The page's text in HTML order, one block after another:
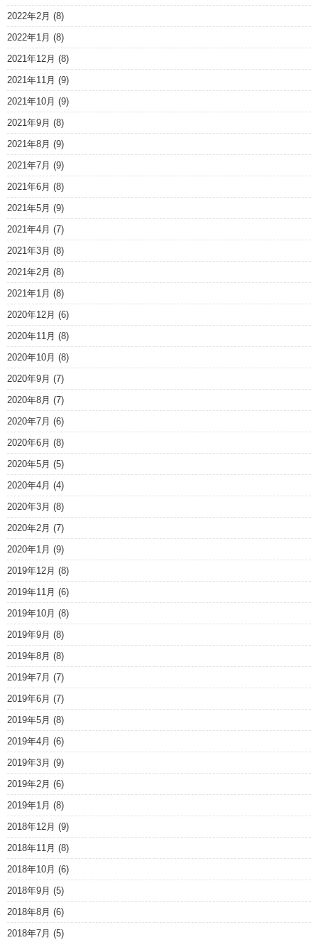
2022年2月 (8)
2022年1月 (8)
2021年12月 (8)
2021年11月 (9)
2021年10月 (9)
2021年9月 (8)
2021年8月 (9)
2021年7月 (9)
2021年6月 (8)
2021年5月 (9)
2021年4月 (7)
2021年3月 (8)
2021年2月 (8)
2021年1月 (8)
2020年12月 (6)
2020年11月 (8)
2020年10月 (8)
2020年9月 (7)
2020年8月 (7)
2020年7月 (6)
2020年6月 (8)
2020年5月 (5)
2020年4月 (4)
2020年3月 (8)
2020年2月 (7)
2020年1月 (9)
2019年12月 (8)
2019年11月 (6)
2019年10月 (8)
2019年9月 (8)
2019年8月 (8)
2019年7月 (7)
2019年6月 (7)
2019年5月 (8)
2019年4月 (6)
2019年3月 (9)
2019年2月 (6)
2019年1月 (8)
2018年12月 (9)
2018年11月 (8)
2018年10月 (6)
2018年9月 (5)
2018年8月 (6)
2018年7月 (5)